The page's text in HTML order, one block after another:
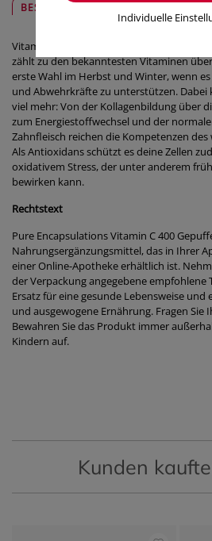
BESCHREIBUNG
Vitamin C ist ein echter Allrounder unter
zählt zu den bekanntesten Vitaminen
erste Wahl im Herbst und Winter, wenn
und Abwehrkräfte zu unterstützen. Dabei
viel mehr: Von der Kollagenbildung über
zum Energiestoffwechsel und der
Zahnfleisch reichen die Kompetenzen
Als Antioxidans schützt es deine Zellen
oxidativem Stress, der unter anderem
bewirken kann.
Rechtstext
Pure Encapsulations Vitamin C 400
Nahrungsergänzungsmittel, das in Ihrer
einer Online-Apotheke erhältlich ist.
der Verpackung angegebene empfohlene
Ersatz für eine gesunde Lebensweise und
und ausgewogene Ernährung. Fragen Sie
Bewahren Sie das Produkt immer
Kindern auf.
Kunden
Individuelle